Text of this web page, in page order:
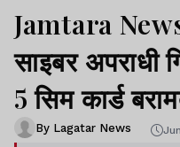
Jamtara
साइबर अपराधी
5 सिम कार्ड
By Lagatar News